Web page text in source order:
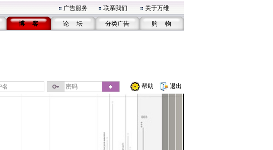
广告服务 联系我们 关于万维
博 客 论 坛 分类广告 购 物
帮助 退出